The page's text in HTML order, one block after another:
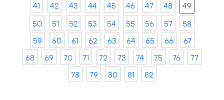
41
42 43 44 45 46 47 48
49
50
51 52 53 54 55 56 57
58
59
60 61 62 63 64 65 66
67
68
69 70 71 72 73 74 75 76
77
78
79 80 81 82